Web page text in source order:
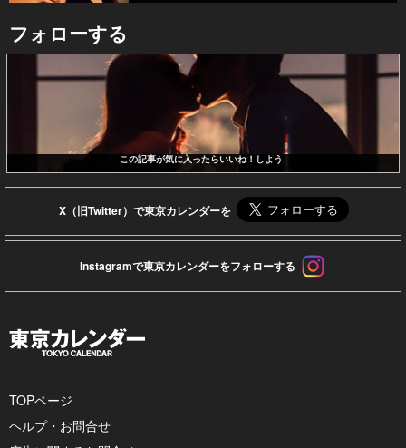
フォローする
この記事が気に入ったらいいね！しよう
X（旧Twitter）で東京カレンダーを
Instagramで東京カレンダーをフォローする
TOPページ
ヘルプ・お問合せ